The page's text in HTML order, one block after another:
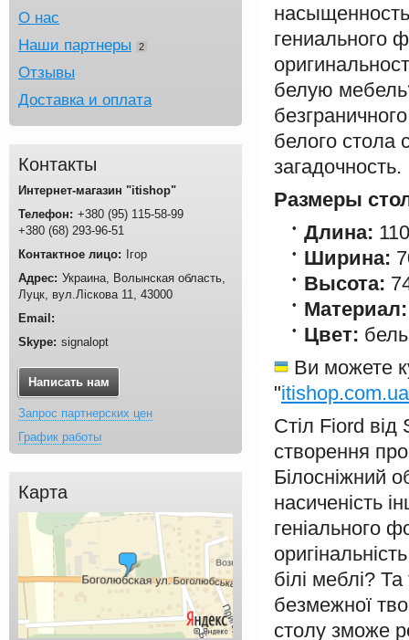
О нас
Наши партнеры
2
Отзывы
Доставка и оплата
Контакты
Интернет-магазин "itishop"
+380 95 115-58-99
+380 68 293-96-51
Ігор
Украина Волынская область
Луцк вул.Ліскова 11 43000
signalopt
Написать нам
Запрос партнерских цен
График работы
Карта
гениального
белую
белого стола
загадочность.
Размеры
Длина:
Ширина:
Высота:
Материал:
Цвет:
Ви можете
"itishop.com.ua
Стіл Fiord від
створення
Білосніжний
насиченість
геніального
білі меблі?
безмежної
столу зможе